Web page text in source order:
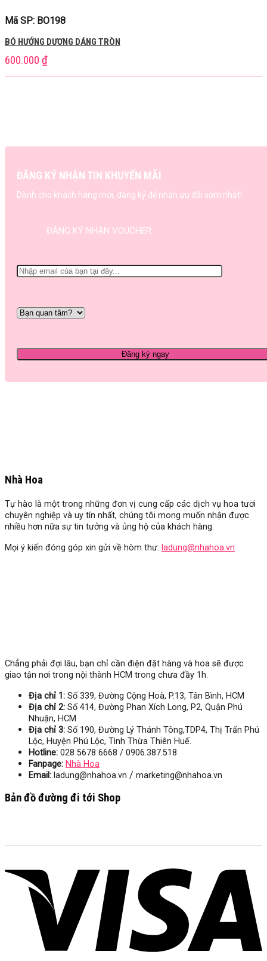
Mã SP: BO198
BÓ HƯỚNG DƯƠNG DÁNG TRÒN
600.000 ₫
ĐĂNG KÝ NHẬN TIN KHUYẾN MÃI
Dành cho khách hàng mới, đăng ký để nhận ưu đãi sớm nhất!
ĐĂNG KÝ NHẬN VOUCHER
Nhà Hoa
Tự hào là một trong những đơn vị cung cấp các dịch vụ hoa tươi
chuyên nghiệp và uy tín nhất, chúng tôi mong muốn nhận được
nhiều hơn nữa sự tin tưởng và ủng hộ của khách hàng.
Mọi ý kiến đóng góp xin gửi về hòm thư: ladung@nhahoa.vn
Chẳng phải đợi lâu, bạn chỉ cần điện đặt hàng và hoa sẽ được
giao tận nơi trong nội thành HCM trong chưa đầy 1h.
Địa chỉ 1: Số 339, Đường Cộng Hoà, P.13, Tân Bình, HCM
Địa chỉ 2: Số 414, Đường Phan Xích Long, P2, Quận Phú
Nhuận, HCM
Địa chỉ 3: Số 190, Đường Lý Thánh Tông,TDP4, Thị Trấn Phú
Lộc, Huyện Phú Lộc, Tình Thừa Thiên Huế.
Hotline: 028 5678 6668 / 0906.387.518
Fanpage: Nhà Hoa
Email: ladung@nhahoa.vn / marketing@nhahoa.vn
Bản đồ đường đi tới Shop